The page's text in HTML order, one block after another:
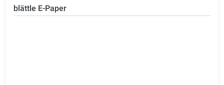
blättle E-Paper